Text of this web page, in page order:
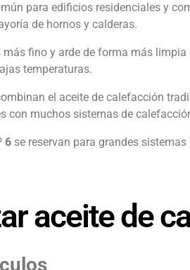
para edificios residenciales y
de hornos y calderas.
fino y arde de forma más limpia
temperaturas.
el aceite de calefacción
con muchos sistemas de
6 se reservan para grandes
aceite de